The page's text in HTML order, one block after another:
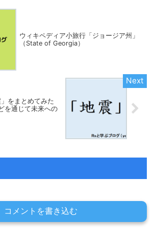
ウィキペディア小旅行「ジョージア州」
（State of Georgia）
をまとめてみた
を通じて未来への
コメントを書き込む